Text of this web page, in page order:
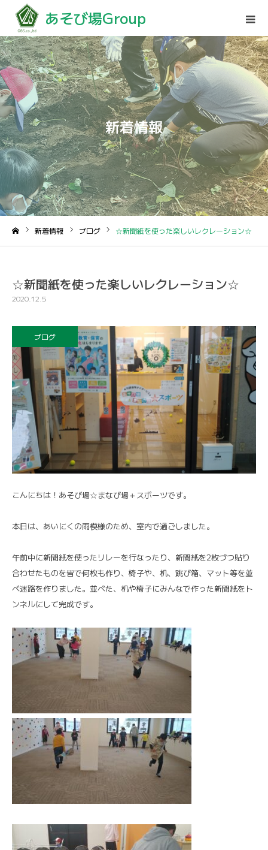
あそび場Group
新着情報
新着情報 ブログ ☆新聞紙を使った楽しいレクレーション☆
☆新聞紙を使った楽しいレクレーション☆
2020.12.5
ブログ
こんにちは！あそび場☆まなび場＋スポーツです。
本日は、あいにくの雨模様のため、室内で過ごしました。
午前中に新聞紙を使ったリレーを行なったり、新聞紙を2枚づつ貼り
合わせたものを皆で何枚も作り、椅子や、机、跳び箱、マット等を並
べ迷路を作りました。並べた、机や椅子にみんなで作った新聞紙をト
ンネルにして完成です。